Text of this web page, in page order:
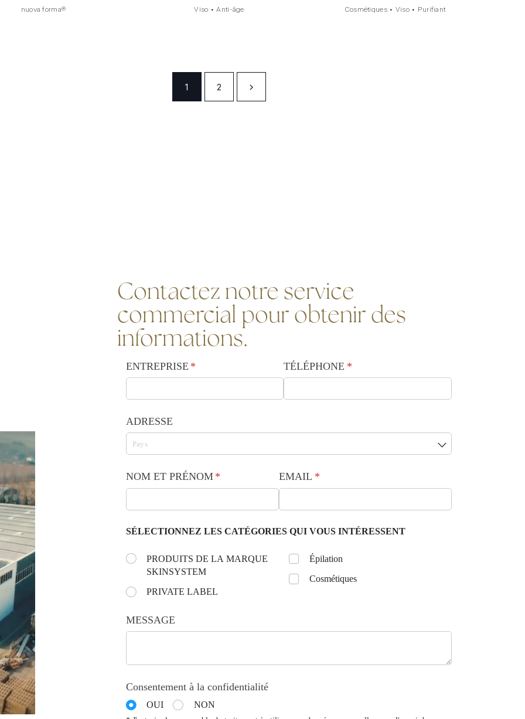
nuova forma®
Viso •Anti-âge
Cosmétiques• Viso• Purifiant
1 2
Contactez notre service
commercial pour obtenir des
informations.
ENTREPRISE *
(requis) TÉLÉPHONE *
(requis)
ADRESSE
NOM ET PRÉNOM *
(requis) EMAIL *
(requis)
SÉLECTIONNEZ LES CATÉGORIES QUI VOUS INTÉRESSENT
Choose the day: *
(requis)
PRODUITS DE LA MARQUE
SKINSYSTEM
PRIVATE LABEL
UntitledÉpilation
Cosmétiques
MESSAGE
Consentement à la confidentialité
OUI NON